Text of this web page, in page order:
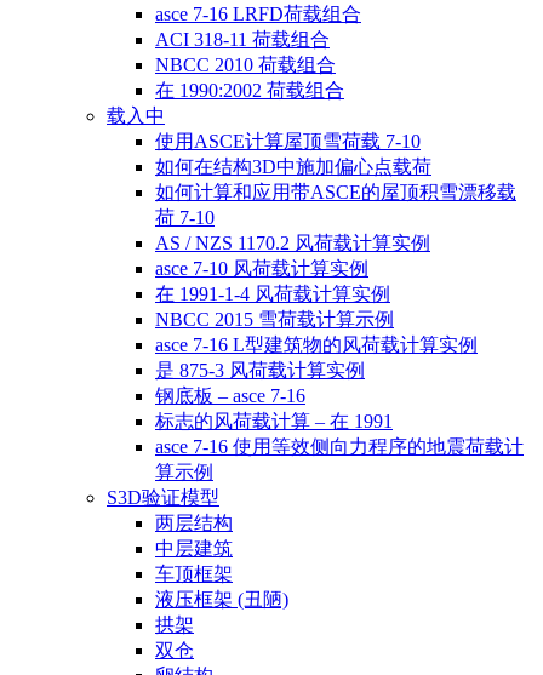
asce 7-16 LRFD荷载组合
ACI 318-11 荷载组合
NBCC 2010 荷载组合
在 1990:2002 荷载组合
载入中
使用ASCE计算屋顶雪荷载 7-10
如何在结构3D中施加偏心点载荷
如何计算和应用带ASCE的屋顶积雪漂移载
荷 7-10
AS / NZS 1170.2 风荷载计算实例
asce 7-10 风荷载计算实例
在 1991-1-4 风荷载计算实例
NBCC 2015 雪荷载计算示例
asce 7-16 L型建筑物的风荷载计算实例
是 875-3 风荷载计算实例
钢底板 – asce 7-16
标志的风荷载计算 – 在 1991
asce 7-16 使用等效侧向力程序的地震荷载计
算示例
S3D验证模型
两层结构
中层建筑
车顶框架
液压框架 (丑陋)
拱架
双仓